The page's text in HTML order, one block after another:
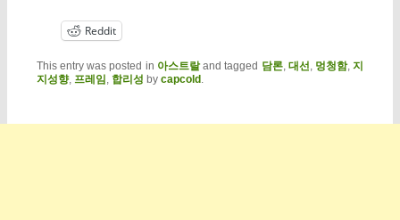
Reddit
This entry was posted in 아스트랄and tagged 담론, 대선 멍청함,지
지성향, 프레임 합리성 by capcold.